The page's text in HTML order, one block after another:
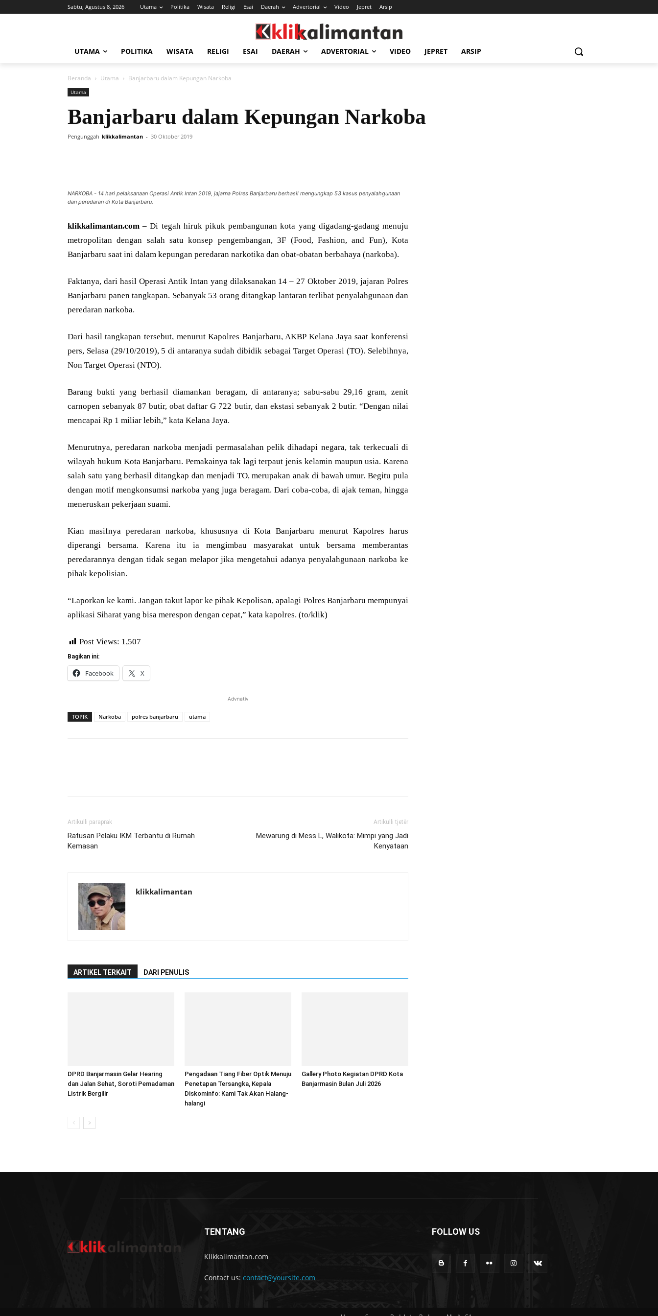
Sabtu, Agustus 8, 2026 Utama Politika Wisata Religi Esai Daerah Advertorial Video Jepret Arsip
UTAMA POLITIKA WISATA RELIGI ESAI DAERAH ADVERTORIAL VIDEO JEPRET ARSIP
Beranda Utama Banjarbaru dalam Kepungan Narkoba
Utama
Banjarbaru dalam Kepungan Narkoba
Pengunggah klikkalimantan - 30 Oktober 2019
NARKOBA - 14 hari pelaksanaan Operasi Antik Intan 2019, jajarna Polres Banjarbaru berhasil mengungkap 53 kasus penyalahgunaan
dan peredaran di Kota Banjarbaru.
klikkalimantan.com – Di tegah hiruk pikuk pembangunan kota yang digadang-gadang menuju
metropolitan dengan salah satu konsep pengembangan, 3F (Food, Fashion, and Fun), Kota
Banjarbaru saat ini dalam kepungan peredaran narkotika dan obat-obatan berbahaya (narkoba).
Faktanya, dari hasil Operasi Antik Intan yang dilaksanakan 14 – 27 Oktober 2019, jajaran Polres
Banjarbaru panen tangkapan. Sebanyak 53 orang ditangkap lantaran terlibat penyalahgunaan dan
peredaran narkoba.
Dari hasil tangkapan tersebut, menurut Kapolres Banjarbaru, AKBP Kelana Jaya saat konferensi
pers, Selasa (29/10/2019), 5 di antaranya sudah dibidik sebagai Target Operasi (TO). Selebihnya,
Non Target Operasi (NTO).
Barang bukti yang berhasil diamankan beragam, di antaranya; sabu-sabu 29,16 gram, zenit
carnopen sebanyak 87 butir, obat daftar G 722 butir, dan ekstasi sebanyak 2 butir. “Dengan nilai
mencapai Rp 1 miliar lebih,” kata Kelana Jaya.
Menurutnya, peredaran narkoba menjadi permasalahan pelik dihadapi negara, tak terkecuali di
wilayah hukum Kota Banjarbaru. Pemakainya tak lagi terpaut jenis kelamin maupun usia. Karena
salah satu yang berhasil ditangkap dan menjadi TO, merupakan anak di bawah umur. Begitu pula
dengan motif mengkonsumsi narkoba yang juga beragam. Dari coba-coba, di ajak teman, hingga
meneruskan pekerjaan suami.
Kian masifnya peredaran narkoba, khususnya di Kota Banjarbaru menurut Kapolres harus
diperangi bersama. Karena itu ia mengimbau masyarakat untuk bersama memberantas
peredarannya dengan tidak segan melapor jika mengetahui adanya penyalahgunaan narkoba ke
pihak kepolisian.
“Laporkan ke kami. Jangan takut lapor ke pihak Kepolisan, apalagi Polres Banjarbaru mempunyai
aplikasi Siharat yang bisa merespon dengan cepat,” kata kapolres. (to/klik)
Post Views: 1,507
Bagikan ini:
Facebook X
Advnativ
TOPIK Narkoba polres banjarbaru utama
Artikulli paraprak
Ratusan Pelaku IKM Terbantu di Rumah
Kemasan
Artikulli tjetër
Mewarung di Mess L, Walikota: Mimpi yang Jadi
Kenyataan
klikkalimantan
ARTIKEL TERKAIT DARI PENULIS
DPRD Banjarmasin Gelar Hearing
dan Jalan Sehat, Soroti Pemadaman
Listrik Bergilir
Pengadaan Tiang Fiber Optik Menuju
Penetapan Tersangka, Kepala
Diskominfo: Kami Tak Akan Halang-
halangi
Gallery Photo Kegiatan DPRD Kota
Banjarmasin Bulan Juli 2026
TENTANG
Klikkalimantan.com
Contact us: contact@yoursite.com
FOLLOW US